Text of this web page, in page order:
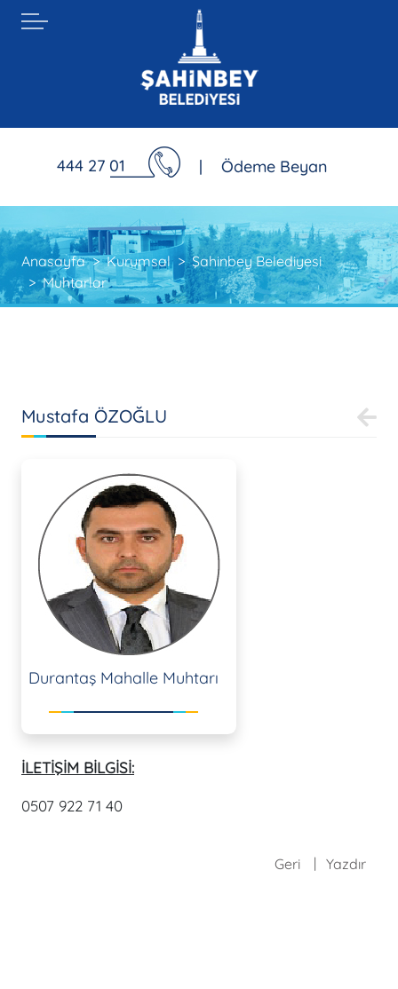
444 27 01 | Ödeme Beyan
Anasayfa Kurumsal
Şahinbey Belediyesi
Muhtarlar
Mustafa ÖZOĞLU
Durantaş Mahalle Muhtarı
İLETİŞİM BİLGİSİ:
0507 922 71 40
Geri Yazdır